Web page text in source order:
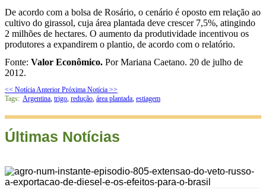
De acordo com a bolsa de Rosário, o cenário é oposto em relação ao
cultivo do girassol, cuja área plantada deve crescer 7,5%, atingindo
2 milhões de hectares. O aumento da produtividade incentivou os
produtores a expandirem o plantio, de acordo com o relatório.
Fonte: Valor Econômico. Por Mariana Caetano. 20 de julho de
2012.
<< Notícia Anterior Próxima Notícia >>
Tags: Argentina, trigo, redução, área plantada, estiagem
Últimas Notícias